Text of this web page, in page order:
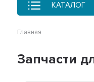
КАТАЛОГ
Главная
Запчасти